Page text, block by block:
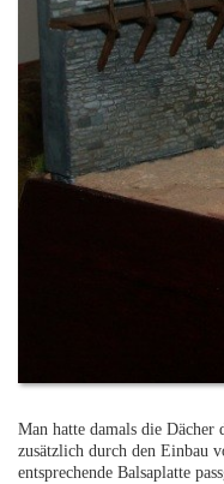
Man hatte damals die Dächer
zusätzlich durch den Einbau
entsprechende Balsaplatte